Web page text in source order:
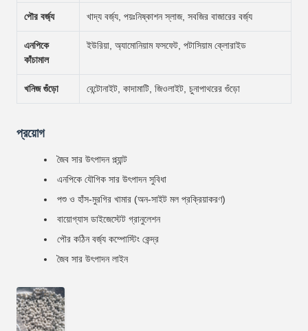
পৌর বর্জ্য খাদ্য বর্জ্য, পয়ঃনিষ্কাশন স্লাজ, সবজির বাজারের বর্জ্য
এনপিকে
কাঁচামাল
ইউরিয়া, অ্যামোনিয়াম ফসফেট, পটাসিয়াম ক্লোরাইড
খনিজ গুঁড়ো বেন্টোনাইট, কাদামাটি, জিওলাইট, চুনাপাথরের গুঁড়ো
প্রয়োগ
জৈব সার উৎপাদন প্ল্যান্ট
এনপিকে যৌগিক সার উৎপাদন সুবিধা
পশু ও হাঁস-মুরগির খামার (অন-সাইট মল প্রক্রিয়াকরণ)
বায়োগ্যাস ডাইজেস্টেট গ্রানুলেশন
পৌর কঠিন বর্জ্য কম্পোস্টিং কেন্দ্র
জৈব সার উৎপাদন লাইন